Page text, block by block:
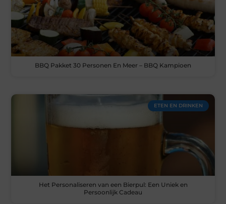
BBQ Pakket 30 Personen En Meer – BBQ Kampioen
ETEN EN DRINKEN
Het Personaliseren van een Bierpul: Een Uniek en
Persoonlijk Cadeau